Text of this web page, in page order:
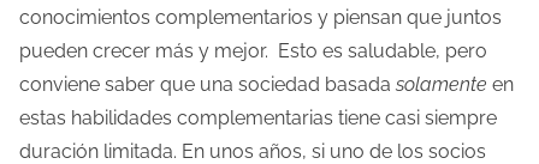
a
e
n
t
r
conocimientos complementarios y piensan que juntos
pueden crecer más y mejor. Esto es saludable, pero
conviene saber que una sociedad basada solamente en
estas habilidades complementarias tiene casi siempre
duración limitada. En unos años, si uno de los socios